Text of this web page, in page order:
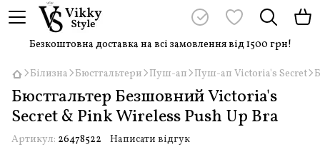
Безкоштовна доставка на всі замовлення від 1500 грн!
Білизна Бюстгальтери Пуш-ап Пуш-ап Victoria's Secret
Бюстгальтер Безшовний Victoria's
Secret & Pink Wireless Push Up Bra
Артикул: 26478522 Написати відгук